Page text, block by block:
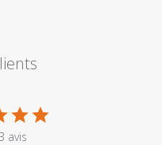
avis